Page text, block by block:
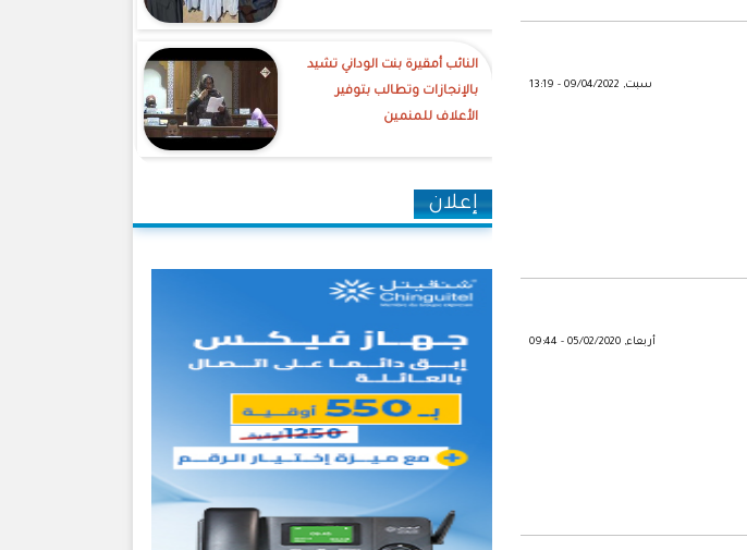
سبت, 09/04/2022 - 13:19
أربعاء, 05/02/2020 - 09:44
النائب أمقيرة بنت الوداني تشيد
بالإنجازات وتطالب بتوفير
الأعلاف للمنمين
إعلان